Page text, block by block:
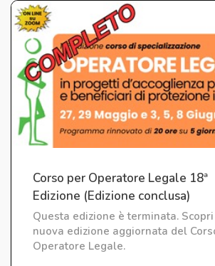
Corso per Operatore Legale 18ª
Edizione (Edizione conclusa)
Questa edizione è terminata.
nuova edizione aggiornata del
Operatore Legale.